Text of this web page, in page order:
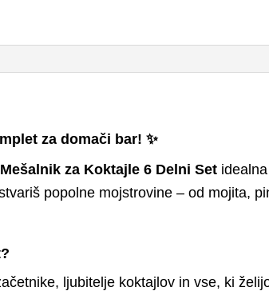
za domači bar! ✨
Mešalnik za Koktajle 6 Delni Set
popolne mojstrovine – od mojita,
ljubitelje koktajlov in vse, ki